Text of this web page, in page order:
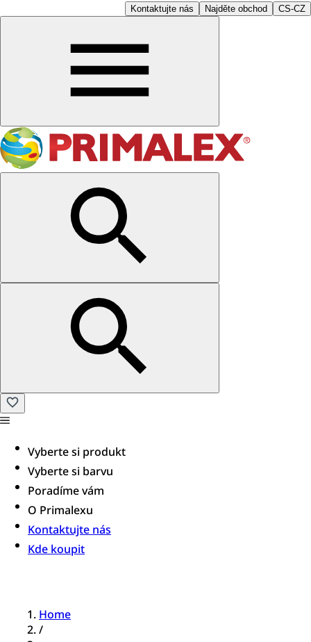
Kontaktujte nás Najděte obchod CS-CZ
Vyberte si produkt
Vyberte si barvu
Poradíme vám​
O Primalexu
Kontaktujte nás
Kde koupit
Home
/